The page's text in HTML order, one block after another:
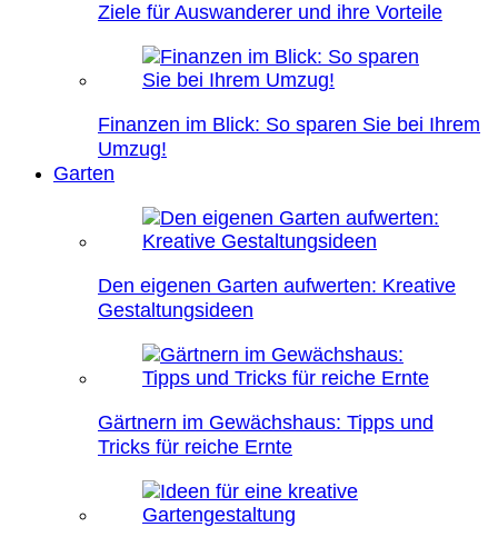
Ziele für Auswanderer und ihre Vorteile
Finanzen im Blick: So sparen Sie bei Ihrem
Umzug!
Garten
Den eigenen Garten aufwerten: Kreative
Gestaltungsideen
Gärtnern im Gewächshaus: Tipps und
Tricks für reiche Ernte